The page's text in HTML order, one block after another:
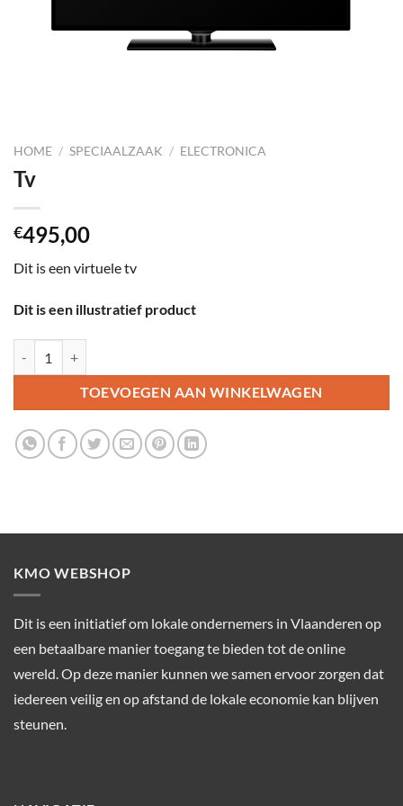
HOME / SPECIAALZAAK / ELECTRONICA
Tv
€495,00
Dit is een virtuele tv
Dit is een illustratief product
TOEVOEGEN AAN WINKELWAGEN
KMO WEBSHOP
Dit is een initiatief om lokale ondernemers in Vlaanderen op
een betaalbare manier toegang te bieden tot de online
wereld. Op deze manier kunnen we samen ervoor zorgen dat
iedereen veilig en op afstand de lokale economie kan blijven
steunen.